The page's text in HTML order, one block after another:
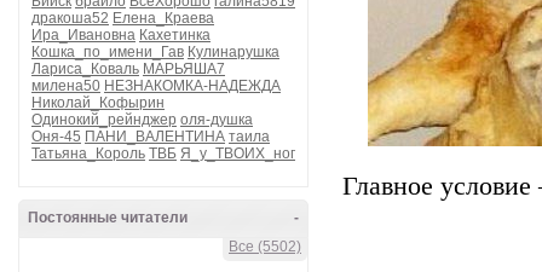
дракоша52 Елена_Краева
Ира_Ивановна Кахетинка
Кошка_по_имени_Гав Кулинарушка
Лариса_Коваль МАРЬЯША7
милена50 НЕЗНАКОМКА-НАДЕЖДА
Николай_Кофырин
Одинокий_рейнджер оля-душка
Оня-45 ПАНИ_ВАЛЕНТИНА таила
Татьяна_Король ТВБ Я_у_ТВОИХ_ног
-
Постоянные читатели
Все (5502)
Главное